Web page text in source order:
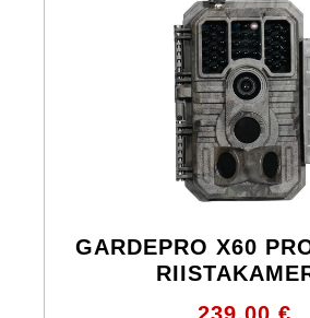
GARDEPRO X60